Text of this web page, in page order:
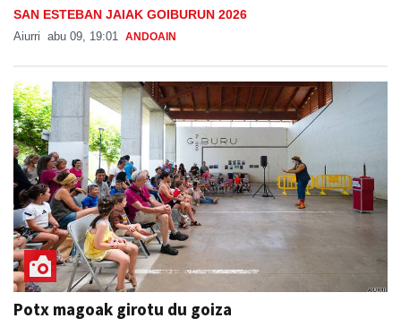
SAN ESTEBAN JAIAK GOIBURUN 2026
Aiurri abu 09, 19:01 ANDOAIN
Potx magoak girotu du goiza